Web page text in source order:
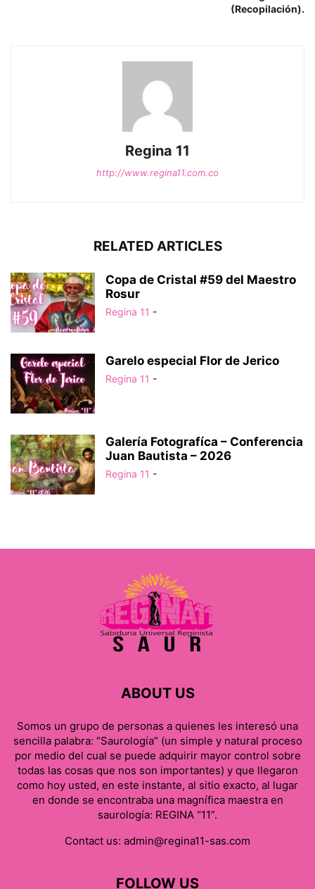
(Recopilación).
Regina 11
http://www.regina11.com.co
RELATED ARTICLES
Copa de Cristal #59 del Maestro
Rosur
Regina 11 -
Garelo especial Flor de Jerico
Regina 11 -
Galería Fotografíca – Conferencia
Juan Bautista – 2026
Regina 11 -
ABOUT US
Somos un grupo de personas a quienes les interesó una
sencilla palabra: “Saurología” (un simple y natural proceso
por medio del cual se puede adquirir mayor control sobre
todas las cosas que nos son importantes) y que llegaron
como hoy usted, en este instante, al sitio exacto, al lugar
en donde se encontraba una magnífica maestra en
saurología: REGINA “11”.
Contact us: admin@regina11-sas.com
FOLLOW US